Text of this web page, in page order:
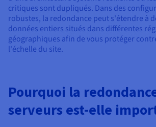
critiques sont dupliqués. Dans des
robustes, la redondance peut s'étendre à
données entiers situés dans différentes
géographiques afin de vous protéger
l'échelle du site.
Pourquoi la
serveurs est-elle